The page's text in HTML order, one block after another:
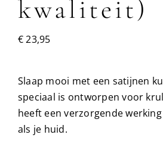
kwaliteit)
€23,95
Slaap mooi met een satijnen
speciaal is ontworpen voor
heeft een verzorgende
als je huid.